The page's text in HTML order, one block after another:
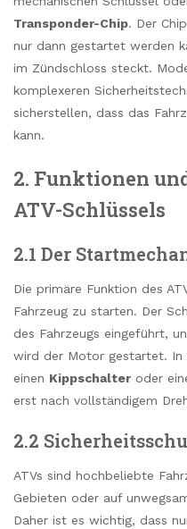
Transponder-Chip. Der
nur dann gestartet werden
im Zündschloss steckt.
komplexeren
sicherstellen, dass das
kann.
2. Funktionen
ATV-Schlüssels
2.1 Der
Die primäre Funktion des
Fahrzeug zu starten. Der
des Fahrzeugs eingeführt,
wird der Motor gestartet. In
einen Kippschalter oder
erst nach vollständigem
2.2
ATVs sind hochbeliebte
Gebieten oder auf
Daher ist es wichtig, dass